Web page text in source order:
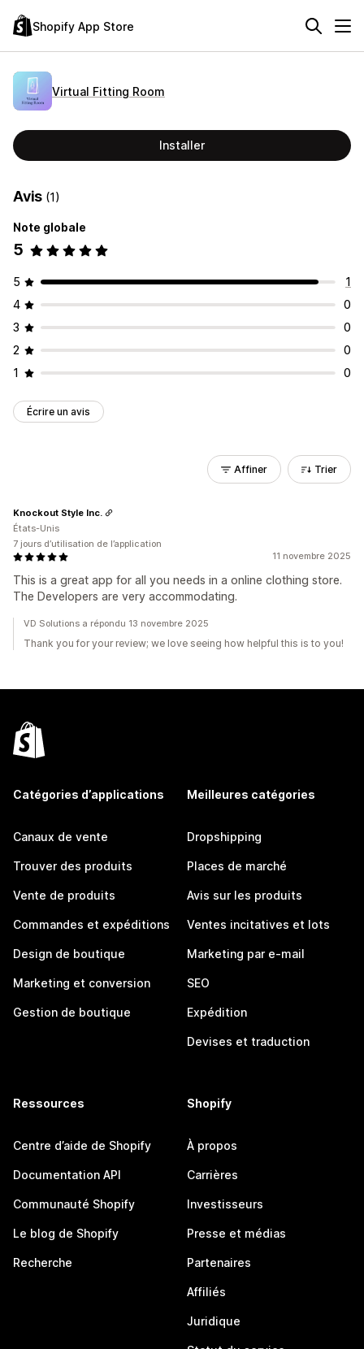
Shopify App Store
Virtual Fitting Room
Installer
Avis (1)
Note globale
5
5
1
4
0
3
0
2
0
1
0
Écrire un avis
Affiner Trier
11 novembre 2025
This is a great app for all you needs in a online clothing store.
The Developers are very accommodating.
Knockout Style Inc.
États-Unis
7 jours d’utilisation de l’application
VD Solutions a répondu 13 novembre 2025
Thank you for your review; we love seeing how helpful this is to you!
Catégories d’applications
Canaux de vente
Trouver des produits
Vente de produits
Commandes et expéditions
Design de boutique
Marketing et conversion
Gestion de boutique
Meilleures catégories
Dropshipping
Places de marché
Avis sur les produits
Ventes incitatives et lots
Marketing par e-mail
SEO
Expédition
Devises et traduction
Ressources
Centre d’aide de Shopify
Documentation API
Communauté Shopify
Le blog de Shopify
Recherche
Shopify
À propos
Carrières
Investisseurs
Presse et médias
Partenaires
Affiliés
Juridique